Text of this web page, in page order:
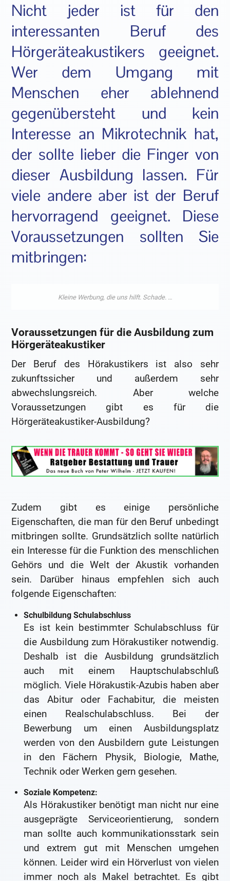
Nicht jeder ist für den
interessanten Beruf des
Hörgeräteakustikers geeignet.
Wer dem Umgang mit
Menschen eher ablehnend
gegenübersteht und kein
Interesse an Mikrotechnik hat,
der sollte lieber die Finger von
dieser Ausbildung lassen. Für
viele andere aber ist der Beruf
hervorragend geeignet. Diese
Voraussetzungen sollten Sie
mitbringen:
Voraussetzungen für die Ausbildung zum
Hörgeräteakustiker
Der Beruf des Hörakustikers ist also sehr
zukunftssicher und außerdem sehr
abwechslungsreich. Aber welche
Voraussetzungen gibt es für die
Hörgeräteakustiker-Ausbildung?
Zudem gibt es einige persönliche
Eigenschaften, die man für den Beruf unbedingt
mitbringen sollte. Grundsätzlich sollte natürlich
ein Interesse für die Funktion des menschlichen
Gehörs und die Welt der Akustik vorhanden
sein. Darüber hinaus empfehlen sich auch
folgende Eigenschaften:
Schulbildung Schulabschluss
Es ist kein bestimmter Schulabschluss für
die Ausbildung zum Hörakustiker notwendig.
Deshalb ist die Ausbildung grundsätzlich
auch mit einem Hauptschulabschluß
möglich. Viele Hörakustik-Azubis haben aber
das Abitur oder Fachabitur, die meisten
einen Realschulabschluss. Bei der
Bewerbung um einen Ausbildungsplatz
werden von den Ausbildern gute Leistungen
in den Fächern Physik, Biologie, Mathe,
Technik oder Werken gern gesehen.
Soziale Kompetenz:
Als Hörakustiker benötigt man nicht nur eine
ausgeprägte Serviceorientierung, sondern
man sollte auch kommunikationsstark sein
und extrem gut mit Menschen umgehen
können. Leider wird ein Hörverlust von vielen
immer noch als Makel betrachtet. Es gibt